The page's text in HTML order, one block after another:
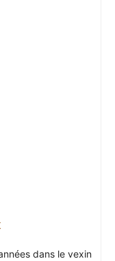
dans le vexin